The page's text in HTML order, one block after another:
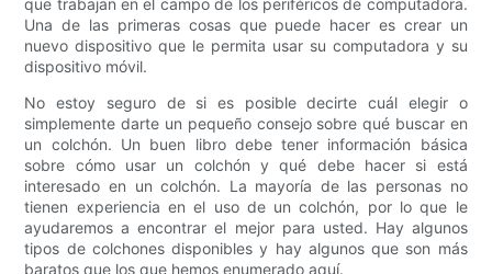
que trabajan en el campo de los periféricos de computadora.
Una de las primeras cosas que puede hacer es crear un
nuevo dispositivo que le permita usar su computadora y su
dispositivo móvil.
No estoy seguro de si es posible decirte cuál elegir o
simplemente darte un pequeño consejo sobre qué buscar en
un colchón. Un buen libro debe tener información básica
sobre cómo usar un colchón y qué debe hacer si está
interesado en un colchón. La mayoría de las personas no
tienen experiencia en el uso de un colchón, por lo que le
ayudaremos a encontrar el mejor para usted. Hay algunos
tipos de colchones disponibles y hay algunos que son más
baratos que los que hemos enumerado aquí.